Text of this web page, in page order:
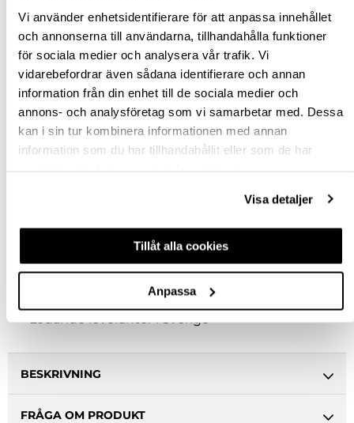
Vi använder enhetsidentifierare för att anpassa innehållet
och annonserna till användarna, tillhandahålla funktioner
för sociala medier och analysera vår trafik. Vi
vidarebefordrar även sådana identifierare och annan
information från din enhet till de sociala medier och
annons- och analysföretag som vi samarbetar med. Dessa
kan i sin tur kombinera informationen med annan
information som du har tillhandahållit eller som de har
Visa detaljer
Tillåt alla cookies
Anpassa
80
1000
Rensa val
VÄLJ VARIANT
Ledande leverantör i Sverige
BESKRIVNING
FRÅGA OM PRODUKT